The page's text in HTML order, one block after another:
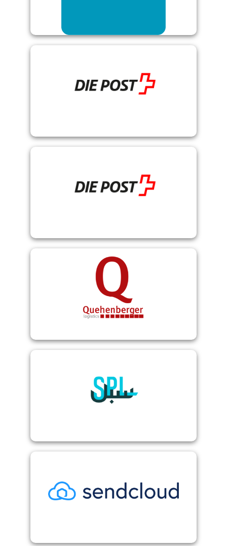
Schweizer Post
Webstamp
Quehenberger
Saudi Post
Sendcloud